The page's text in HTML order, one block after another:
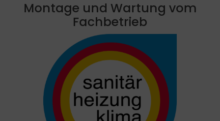
Montage und Wartung vom
Fachbetrieb